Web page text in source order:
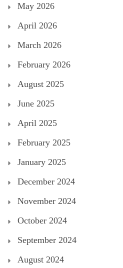
May 2026
April 2026
March 2026
February 2026
August 2025
June 2025
April 2025
February 2025
January 2025
December 2024
November 2024
October 2024
September 2024
August 2024